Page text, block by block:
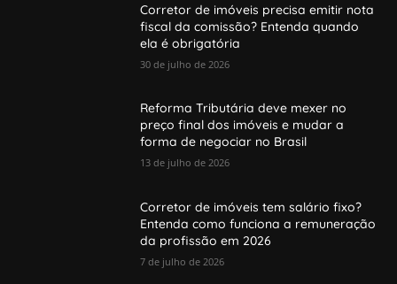
Corretor de imóveis precisa emitir nota
fiscal da comissão? Entenda quando
ela é obrigatória
30 de julho de 2026
Reforma Tributária deve mexer no
preço final dos imóveis e mudar a
forma de negociar no Brasil
13 de julho de 2026
Corretor de imóveis tem salário fixo?
Entenda como funciona a remuneração
da profissão em 2026
7 de julho de 2026